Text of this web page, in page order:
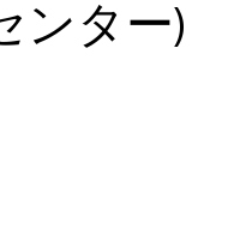
ンター)